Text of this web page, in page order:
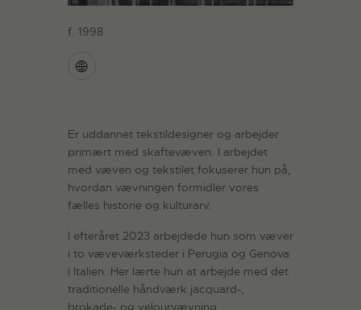
f. 1998
Er uddannet tekstildesigner og arbejder
primært med skaftevæven. I arbejdet
med væven og tekstilet fokuserer hun på,
hvordan vævningen formidler vores
fælles historie og kulturarv.
I efteråret 2023 arbejdede hun som væver
i to væveværksteder i Perugia og Genova
i Italien. Her lærte hun at arbejde med det
traditionelle håndværk jacquard-,